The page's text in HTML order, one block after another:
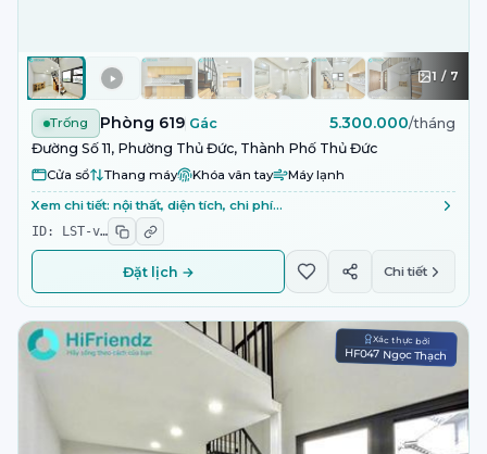
1 / 7
Trống Phòng 619 Gác 5.300.000/tháng
Đường Số 11, Phường Thủ Đức, Thành Phố Thủ Đức
Cửa sổ Thang máy Khóa vân tay Máy lạnh
Xem chi tiết: nội thất, diện tích, chi phí…
ID: LST-v…
Đặt lịch → Chi tiết
Xác thực bởi
HF047 Ngọc Thạch